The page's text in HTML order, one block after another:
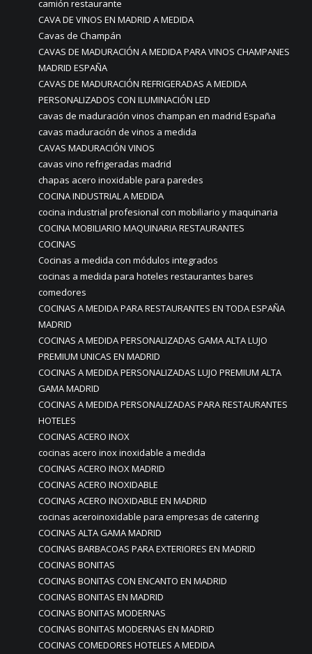
camión restaurante
CAVA DE VINOS EN MADRID A MEDIDA
Cavas de Champán
CAVAS DE MADURACIÓN A MEDIDA PARA VINOS CHAMPANES
MADRID ESPAÑA
CAVAS DE MADURACIÓN REFRIGERADAS A MEDIDA
PERSONALIZADOS CON ILUMINACIÓN LED
cavas de maduración vinos champan en madrid España
cavas maduración de vinos a medida
CAVAS MADURACIÓN VINOS
cavas vino refrigeradas madrid
chapas acero inoxidable para paredes
COCINA INDUSTRIAL A MEDIDA
cocina industrial profesional con mobiliario y maquinaria
COCINA MOBILIARIO MAQUINARIA RESTAURANTES
COCINAS
Cocinas a medida con módulos integrados
cocinas a medida para hoteles restaurantes bares
comedores
COCINAS A MEDIDA PARA RESTAURANTES EN TODA ESPAÑA
MADRID
COCINAS A MEDIDA PERSONALIZADAS GAMA ALTA LUJO
PREMIUM UNICAS EN MADRID
COCINAS A MEDIDA PERSONALIZADAS LUJO PREMIUM ALTA
GAMA MADRID
COCINAS A MEDIDA PERSONALIZADAS PARA RESTAURANTES
HOTELES
COCINAS ACERO INOX
cocinas acero inox inoxidable a medida
COCINAS ACERO INOX MADRID
COCINAS ACERO INOXIDABLE
COCINAS ACERO INOXIDABLE EN MADRID
cocinas aceroinoxidable para empresas de catering
COCINAS ALTA GAMA MADRID
COCINAS BARBACOAS PARA EXTERIORES EN MADRID
COCINAS BONITAS
COCINAS BONITAS CON ENCANTO EN MADRID
COCINAS BONITAS EN MADRID
COCINAS BONITAS MODERNAS
COCINAS BONITAS MODERNAS EN MADRID
COCINAS COMEDORES HOTELES A MEDIDA